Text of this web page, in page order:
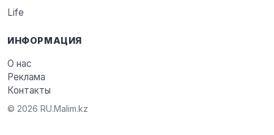
Life
ИНФОРМАЦИЯ
О нас
Реклама
Контакты
© 2026 RU.Malim.kz